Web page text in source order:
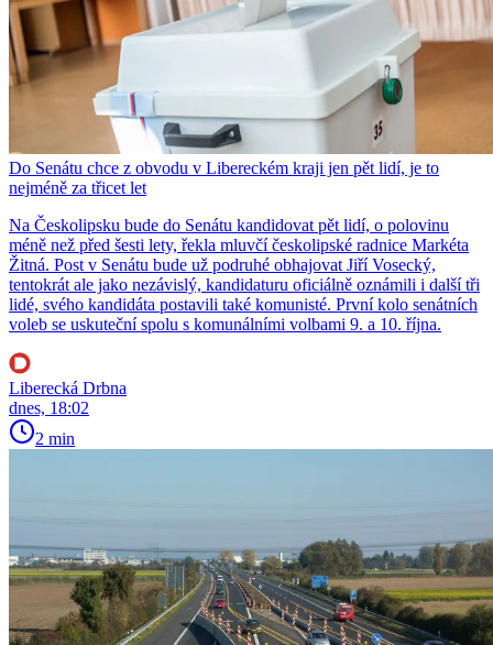
Do Senátu chce z obvodu v Libereckém kraji jen pět lidí, je to
nejméně za třicet let
Na Českolipsku bude do Senátu kandidovat pět lidí, o polovinu
méně než před šesti lety, řekla mluvčí českolipské radnice Markéta
Žitná. Post v Senátu bude už podruhé obhajovat Jiří Vosecký,
tentokrát ale jako nezávislý, kandidaturu oficiálně oznámili i další tři
lidé, svého kandidáta postavili také komunisté. První kolo senátních
voleb se uskuteční spolu s komunálními volbami 9. a 10. října.
Liberecká Drbna
dnes, 18:02
2 min